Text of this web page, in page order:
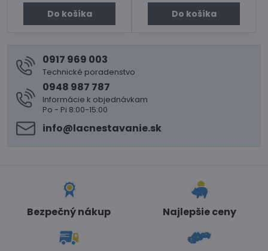
Do košíka
proti vlhkosti s
tepelnoizolačným účinkom.
Do košíka
0917 969 003
Technické poradenstvo
0948 987 787
Informácie k objednávkam
Po - Pi 8:00-15:00
info​@lacnestavanie​.sk
Bezpečný nákup Najlepšie ceny